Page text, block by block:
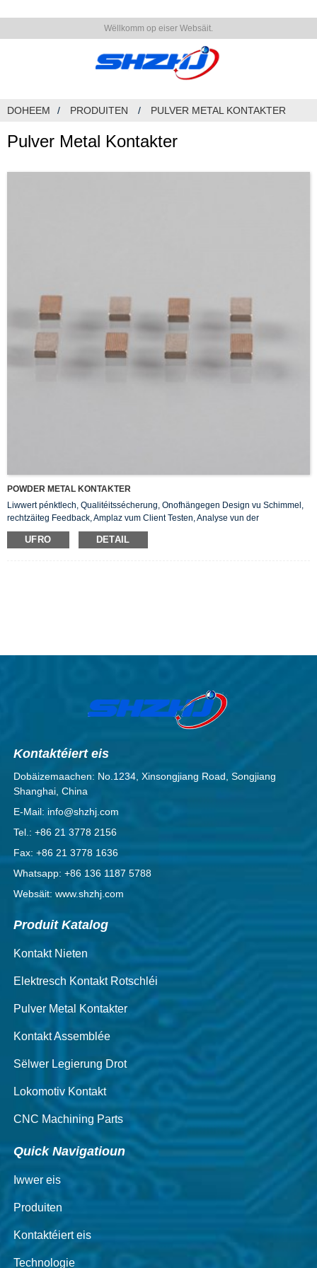
Wëllkomm op eiser Websäit.
DOHEEM PRODUITEN PULVER METAL KONTAKTER
Pulver Metal Kontakter
POWDER METAL KONTAKTER
Liwwert pénktlech, Qualitéitssécherung, Onofhängegen Design vu Schimmel,
rechtzäiteg Feedback, Amplaz vum Client Testen, Analyse vun der
Produktkompositioun.
UFRO DETAIL
Kontaktéiert eis
Dobäizemaachen: No.1234, Xinsongjiang Road, Songjiang
Shanghai, China
E-Mail: info@shzhj.com
Tel.: +86 21 3778 2156
Fax: +86 21 3778 1636
Whatsapp: +86 136 1187 5788
Websäit: www.shzhj.com
Produit Katalog
Kontakt Nieten
Elektresch Kontakt Rotschléi
Pulver Metal Kontakter
Kontakt Assemblée
Sëlwer Legierung Drot
Lokomotiv Kontakt
CNC Machining Parts
Quick Navigatioun
Iwwer eis
Produiten
Kontaktéiert eis
Technologie